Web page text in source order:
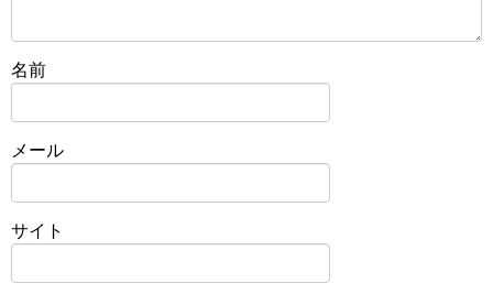
名前
メール
サイト